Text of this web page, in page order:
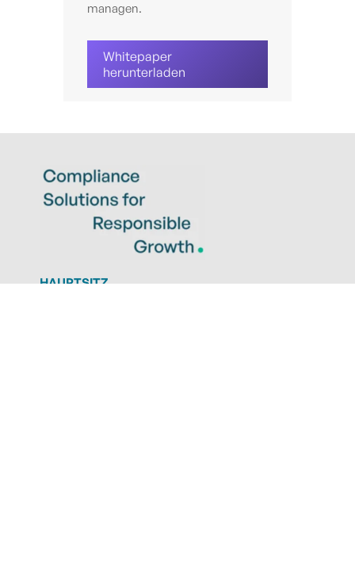
managen.
Whitepaper
herunterladen
HAUPTSITZ